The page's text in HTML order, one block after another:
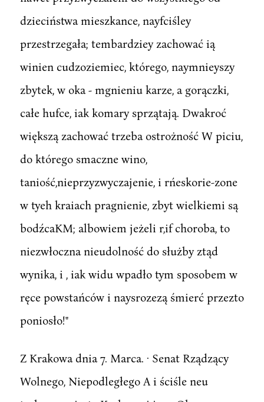
dzieciństwa mieszkance, nayfciśley
przestrzegała; tembardziey zachować ią
winien cudzoziemiec, którego, naymnieyszy
zbytek, w oka - mgnieniu karze, a gorączki,
całe hufce, iak komary sprzątają. Dwakroć
większą zachować trzeba ostrożność W piciu,
do którego smaczne wino,
taniość,nieprzyzwyczajenie, i rńeskorie-zone
w tyeh kraiach pragnienie, zbyt wielkiemi są
bodźcaKM; albowiem jeżeli r,if choroba, to
niezwłoczna nieudolność do służby ztąd
wynika, i , iak widu wpadło tym sposobem w
ręce powstańców i naysrozezą śmierć przezto
poniosło!"
Z Krakowa dnia 7. Marca. · Senat Rządzący
Wolnego, Niepodległego A i ściśle neu